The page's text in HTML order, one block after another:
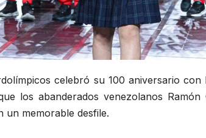
celebró su 100 aniversario
los abanderados venezolanos
un memorable desfile.